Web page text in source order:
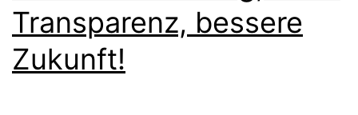
Transparenz, bessere
Zukunft!